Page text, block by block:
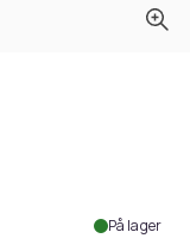
På lager